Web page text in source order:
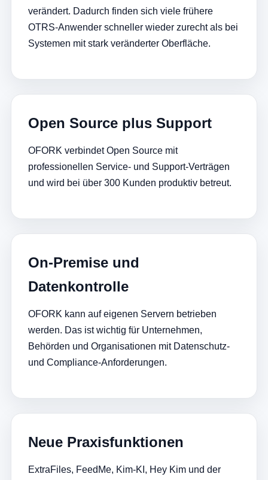
verändert. Dadurch finden sich viele frühere
OTRS-Anwender schneller wieder zurecht als bei
Systemen mit stark veränderter Oberfläche.
Open Source plus Support
OFORK verbindet Open Source mit
professionellen Service- und Support-Verträgen
und wird bei über 300 Kunden produktiv betreut.
On-Premise und
Datenkontrolle
OFORK kann auf eigenen Servern betrieben
werden. Das ist wichtig für Unternehmen,
Behörden und Organisationen mit Datenschutz-
und Compliance-Anforderungen.
Neue Praxisfunktionen
ExtraFiles, FeedMe, Kim-KI, Hey Kim und der